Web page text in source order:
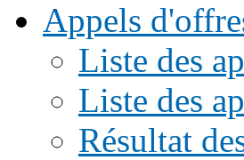
Appels
Liste des
Liste des
Résultat